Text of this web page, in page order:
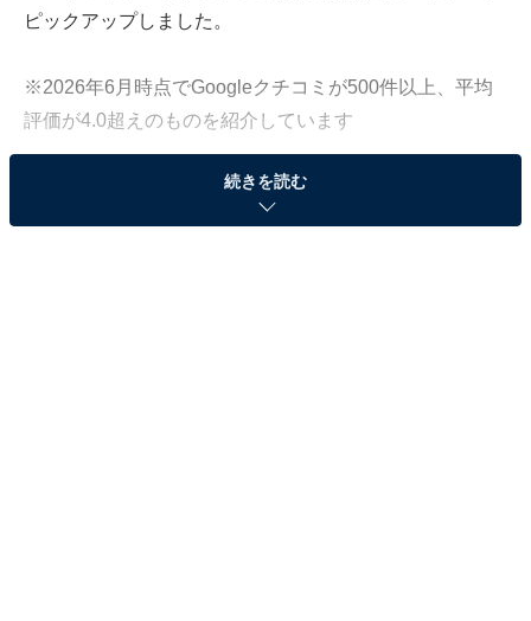
ピックアップしました。
※2026年6月時点でGoogleクチコミが500件以上、平均
評価が4.0超えのものを紹介しています
この記事の執筆者： All About ニュース お買
いもの部
続きを読む